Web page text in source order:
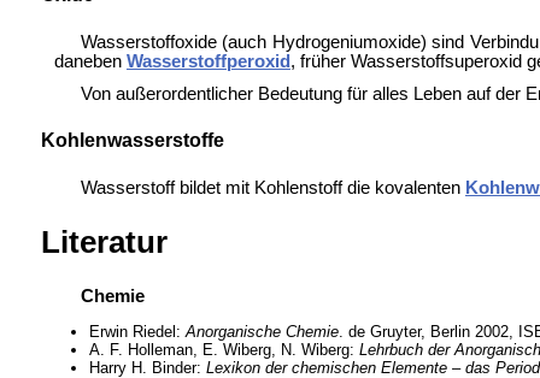
Wasserstoffoxide (auch Hydrogeniumoxide) sind
daneben Wasserstoffperoxid , früher Wasserstoffsuperoxid
Von außerordentlicher Bedeutung für alles Leben auf der
Kohlenwasserstoffe
Wasserstoff bildet mit Kohlenstoff die kovalenten
Literatur
Chemie
Erwin Riedel: Anorganische Chemie. de Gruyter, Berlin 2002,
A. F. Holleman, E. Wiberg, N. Wiberg: Lehrbuch der
Harry H. Binder: Lexikon der chemischen Elemente – das